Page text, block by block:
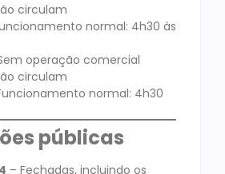
circulam
normal: 4h30 às
operação comercial
circulam
normal: 4h30
públicas
– Fechadas, incluindo os